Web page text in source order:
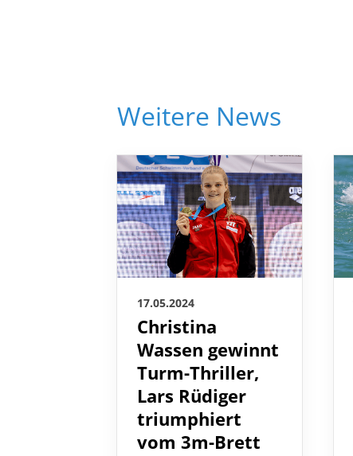
Weitere News
17.05.2024
Christina
Wassen gewinnt
Turm-Thriller,
Lars Rüdiger
triumphiert
vom 3m-Brett